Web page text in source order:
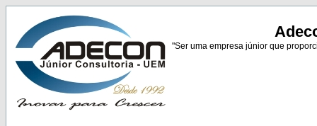
"Ser uma empresa júnior que